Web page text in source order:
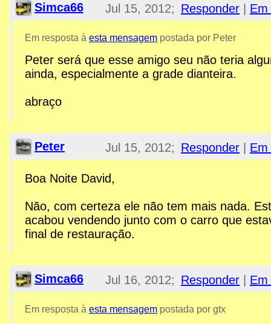
Simca66 Responder
Jul 15, 2012;
12:31am
Re: Peças,
Em resposta à esta mensagem postada por Peter
Peter será que esse amigo seu não teria
ainda, especialmente a grade dianteira.
abraço
Peter Responder
Jul 15, 2012;
11:09pm
Re: Peças,
Boa Noite David,
Não, com certeza ele não tem mais nada.
acabou vendendo junto com o carro que
final de restauração.
Simca66 Responder
Jul 16, 2012;
12:24pm
Em resposta à esta mensagem postada por gtx